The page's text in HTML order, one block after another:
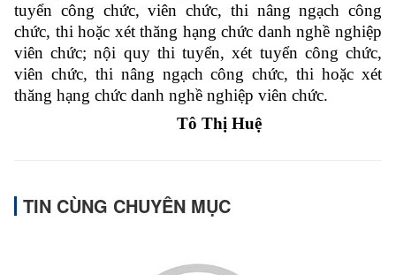
tuyển công chức, viên chức, thi nâng ngạch công
chức, thi hoặc xét thăng hạng chức danh nghề nghiệp
viên chức; nội quy thi tuyển, xét tuyển công chức,
viên chức, thi nâng ngạch công chức, thi hoặc xét
thăng hạng chức danh nghề nghiệp viên chức.
Tô Thị Huệ
TIN CÙNG CHUYÊN MỤC